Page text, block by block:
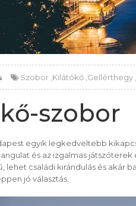
Szobor , Kilátókő , Gellérthegy ,
szobor
egyik legkedveltebb
és az izgalmas
lehet családi kirándulás és akár
jó választás.